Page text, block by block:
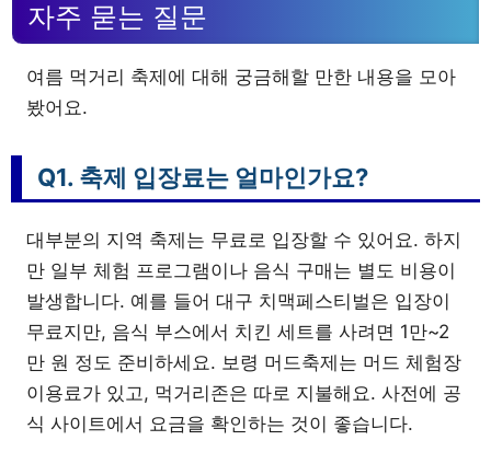
자주 묻는 질문
여름 먹거리 축제에 대해 궁금해할 만한 내용을 모아
봤어요.
Q1. 축제 입장료는 얼마인가요?
대부분의 지역 축제는 무료로 입장할 수 있어요. 하지
만 일부 체험 프로그램이나 음식 구매는 별도 비용이
발생합니다. 예를 들어 대구 치맥페스티벌은 입장이
무료지만, 음식 부스에서 치킨 세트를 사려면 1만~2
만 원 정도 준비하세요. 보령 머드축제는 머드 체험장
이용료가 있고, 먹거리존은 따로 지불해요. 사전에 공
식 사이트에서 요금을 확인하는 것이 좋습니다.